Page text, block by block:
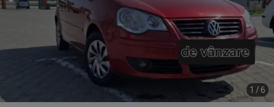
1 / 6